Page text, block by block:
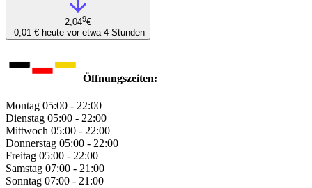
2,049€
-0,01 € heute vor etwa 4 Stunden
Öffnungszeiten:
Montag 05:00 - 22:00
Dienstag 05:00 - 22:00
Mittwoch 05:00 - 22:00
Donnerstag 05:00 - 22:00
Freitag 05:00 - 22:00
Samstag 07:00 - 21:00
Sonntag 07:00 - 21:00